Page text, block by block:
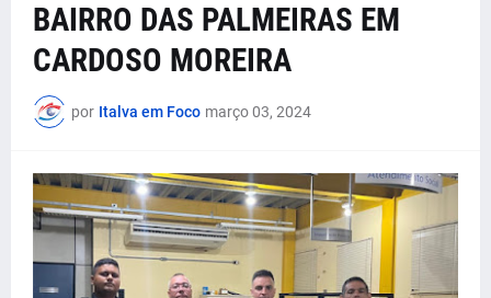
BAIRRO DAS PALMEIRAS EM
CARDOSO MOREIRA
por Italva em Foco março 03, 2024